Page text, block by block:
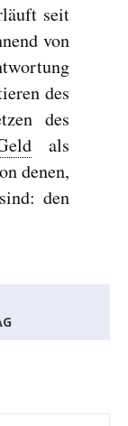
seit
von
des
des
als
denen,
den